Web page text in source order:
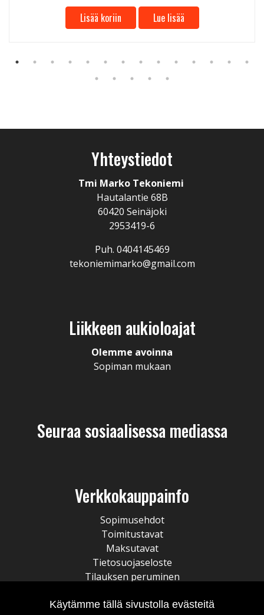
Lisää koriin Lue lisää
Yhteystiedot
Tmi Marko Tekoniemi
Hautalantie 68B
60420 Seinäjoki
2953419-6
Puh. 0404145469
tekoniemimarko@gmail.com
Liikkeen aukioloajat
Olemme avoinna
Sopiman mukaan
Seuraa sosiaalisessa mediassa
Verkkokauppainfo
Sopimusehdot
Toimitustavat
Maksutavat
Tietosuojaseloste
Tilauksen peruminen
Käytämme tällä sivustolla evästeitä